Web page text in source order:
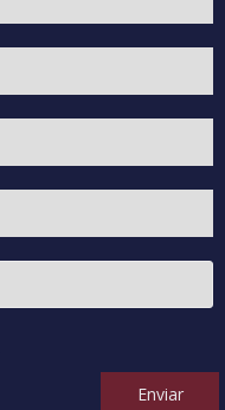
Enviar